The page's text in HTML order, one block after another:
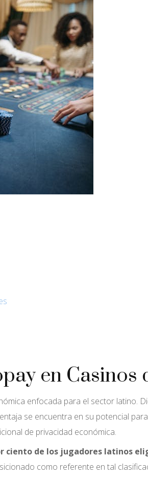
en
enfocada para el sector latino.
se encuentra en su potencial
de privacidad económica.
ciento de los jugadores latinos
como referente en tal